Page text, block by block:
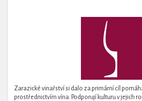
Zarazické vinařství si dalo za primární cíl
prostřednictvím vína. Podporují kulturu v jejich